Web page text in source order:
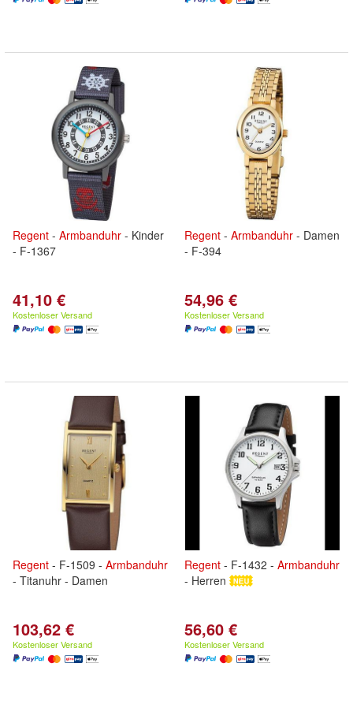
Regent - Armbanduhr - Kinder
- F-1367
41,10 €
Kostenloser Versand
Regent - Armbanduhr - Damen
- F-394
54,96 €
Kostenloser Versand
Regent - F-1509 - Armbanduhr
- Titanuhr - Damen
103,62 €
Kostenloser Versand
Regent - F-1432 - Armbanduhr
- Herren
56,60 €
Kostenloser Versand